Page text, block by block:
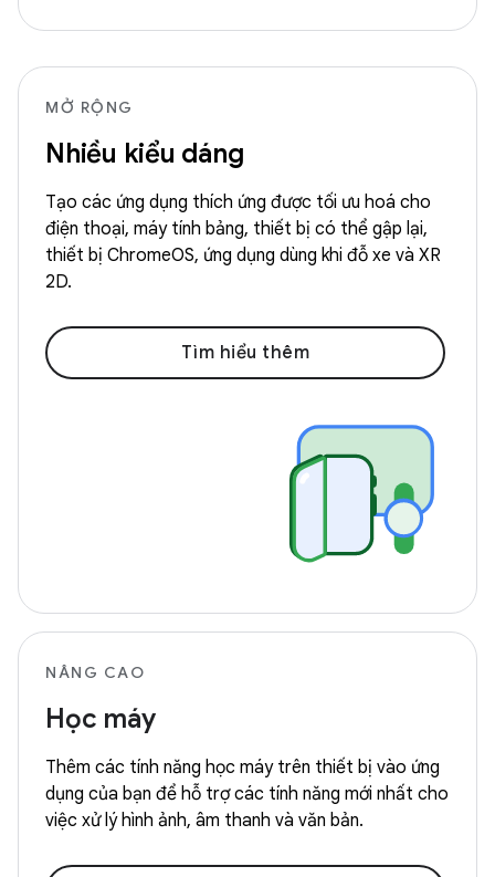
MỞ RỘNG
Nhiều kiểu dáng
Tạo các ứng dụng thích ứng được tối ưu hoá cho
điện thoại, máy tính bảng, thiết bị có thể gập lại,
thiết bị ChromeOS, ứng dụng dùng khi đỗ xe và XR
2D.
Tìm hiểu thêm
NÂNG CAO
Học máy
Thêm các tính năng học máy trên thiết bị vào ứng
dụng của bạn để hỗ trợ các tính năng mới nhất cho
việc xử lý hình ảnh, âm thanh và văn bản.